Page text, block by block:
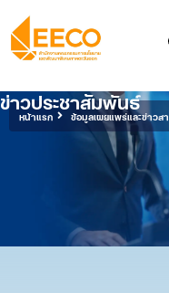
หน้าแรก ข้อมูลเผยแพร่และข่าวส
ข่าวประชาสัมพันธ์